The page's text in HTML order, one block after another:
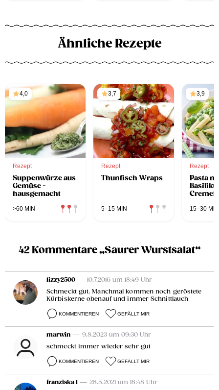
Ähnliche Rezepte
4,0
Rezept
Suppenwürze aus
Gemüse -
hausgemacht
>60 MIN
3,7
Rezept
Thunfisch Wraps
5–15 MIN
3,9
Rezept
Pasta
15–30 MIN
42 Kommentare „Saurer Wurstsalat“
lizzy2500 — 10.7.2016 um 18:49 Uhr
Schmeckt gut. Manchmal kommen noch geröstete
Kürbiskerne obenauf und immer Schnittlauch
KOMMENTIEREN GEFÄLLT MIR
marwin — 9.8.2023 um 09:30 Uhr
schmeckt immer wieder sehr gut
KOMMENTIEREN GEFÄLLT MIR
franziska 1 — 28.5.2021 um 18:48 Uhr